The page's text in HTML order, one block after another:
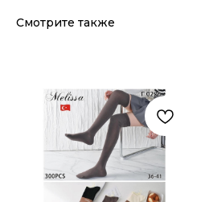
Смотрите также